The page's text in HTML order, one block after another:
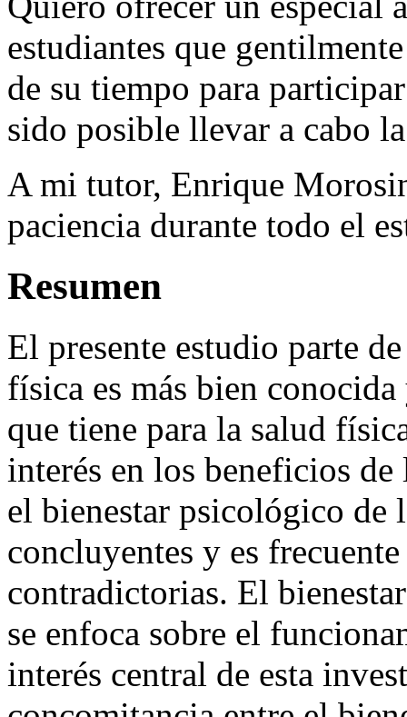
Quiero ofrecer un especial
estudiantes que
de su tiempo para
sido posible llevar a cabo
A mi tutor, Enrique
paciencia durante todo el
Resumen
El presente estudio parte
física es más bien
que tiene para la salud
interés en los beneficios
el bienestar psicológico de
concluyentes y es
contradictorias. El
se enfoca sobre el